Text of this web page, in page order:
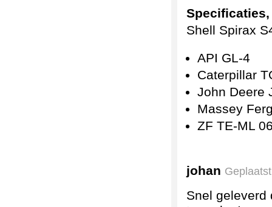
Shell Spirax
API GL-4
Caterpillar
John Deere
Massey
ZF TE-ML
johan
Snel geleverd